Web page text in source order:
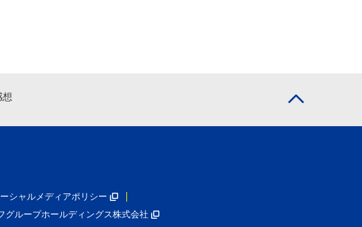
想
シャルメディアポリシー
グループホールディングス株式会社